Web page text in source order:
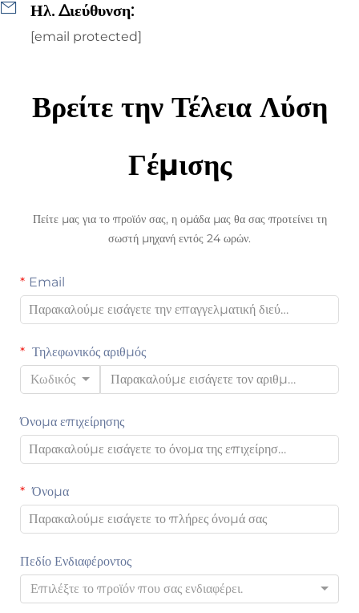
Ηλ. Διεύθυνση:
[email protected]
Βρείτε την Τέλεια Λύση
Γέμισης
Πείτε μας για το προϊόν σας, η ομάδα μας θα σας προτείνει τη
σωστή μηχανή εντός 24 ωρών.
Email
Τηλεφωνικός αριθμός
Κωδικός
Όνομα επιχείρησης
Όνομα
Πεδίο Ενδιαφέροντος
Επιλέξτε το προϊόν που σας ενδιαφέρει.